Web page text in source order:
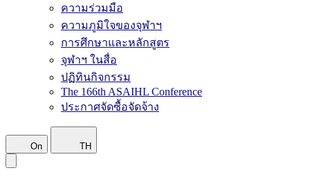
ความร่วมมือ
ความภูมิใจของจุฬาฯ
การศึกษาและหลักสูตร
จุฬาฯ ในสื่อ
ปฏิทินกิจกรรม
The 166th ASAIHL Conference
ประกาศจัดซื้อจัดจ้าง
On TH